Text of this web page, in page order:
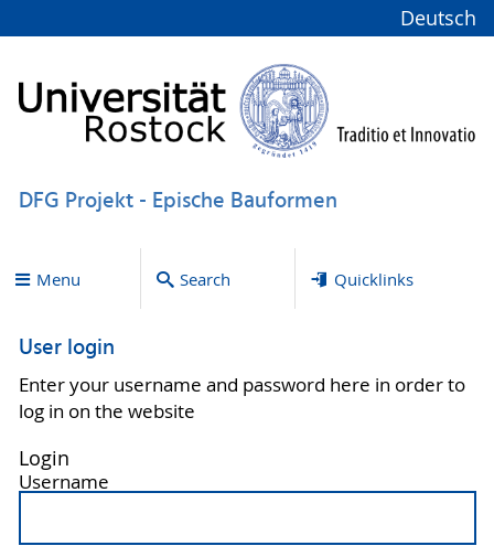
Deutsch
DFG Projekt - Epische Bauformen
Menu Search Quicklinks
User login
Enter your username and password here in order to
log in on the website
Login
Username